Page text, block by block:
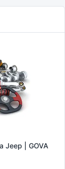
Jeep | GOVA